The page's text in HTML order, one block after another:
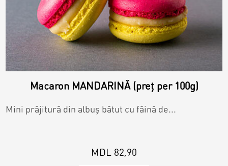
Macaron MANDARINĂ (preț per 100g)
Mini prăjitură din albuș bătut cu făină de...
MDL 82,90